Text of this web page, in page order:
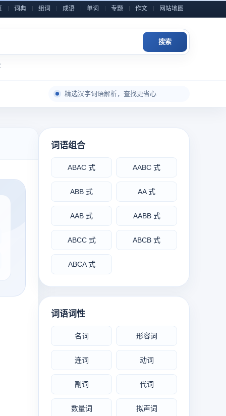
词典 组词 成语 单词 专题 作文 网站地图
搜索
精选汉字词语解析，查找更省心
小学到高中语文内容，分类检索更高效
作文金句和素材灵感，积累写作不发愁
每日积累一点，表达自然更从容
词语组合
ABAC 式 AABC 式
ABB 式 AA 式
AAB 式 AABB 式
ABCC 式 ABCB 式
ABCA 式
词语词性
名词 形容词
连词 动词
副词 代词
数量词 拟声词